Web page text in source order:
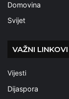
Domovina
Svijet
VAŽNI LINKOVI
Vijesti
Dijaspora